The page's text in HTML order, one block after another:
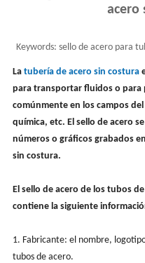
acero
Keywords: sello de acero para
sello de
La tubería de acero sin costura
para transportar fluidos o para
comúnmente en los campos
química, etc. El sello de acero
números o gráficos grabados
sin costura.
El sello de acero de los tubos
contiene la siguiente
1. Fabricante: el nombre,
tubos de acero.